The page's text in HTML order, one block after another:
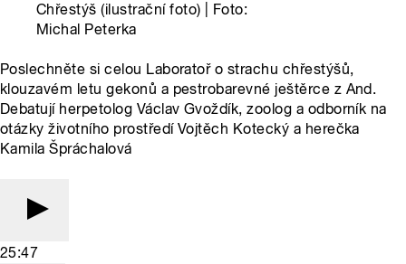
Chřestýš (ilustrační foto) | Foto:
Michal Peterka
Poslechněte si celou Laboratoř o strachu chřestýšů,
klouzavém letu gekonů a pestrobarevné ještěrce z And.
Debatují herpetolog Václav Gvoždík, zoolog a odborník na
otázky životního prostředí Vojtěch Kotecký a herečka
Kamila Špráchalová
25:47